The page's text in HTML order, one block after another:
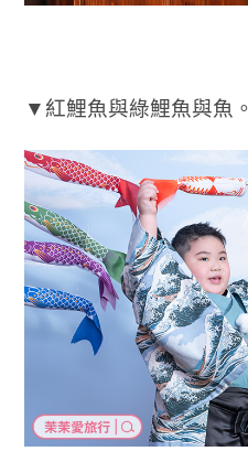
▼紅鯉魚與綠鯉魚與魚。